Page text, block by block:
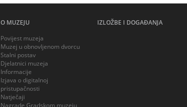
O MUZEJU
Povijest muzeja
Muzej u obnovljenom dvorcu
Stalni postav
Djelatnici muzeja
Informacije
Izjava o digitalnoj
pristupačnosti
Natječaji
IZLOŽBE I DOGAĐANJA